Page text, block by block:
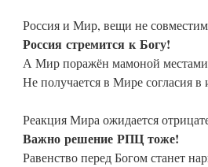
Россия и Мир, вещи не
Россия стремится к Богу!
А Мир поражён мамоной
Не получается в Мире согласия в
Реакция Мира ожидается
Важно решение РПЦ тоже!
Равенство перед Богом станет